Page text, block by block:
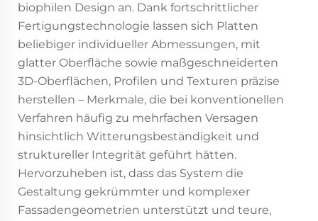
biophilen Design an. Dank fortschrittlicher
Fertigungstechnologie lassen sich Platten
beliebiger individueller Abmessungen, mit
glatter Oberfläche sowie maßgeschneiderten
3D-Oberflächen, Profilen und Texturen präzise
herstellen – Merkmale, die bei konventionellen
Verfahren häufig zu mehrfachen Versagen
hinsichtlich Witterungsbeständigkeit und
struktureller Integrität geführt hätten.
Hervorzuheben ist, dass das System die
Gestaltung gekrümmter und komplexer
Fassadengeometrien unterstützt und teure,